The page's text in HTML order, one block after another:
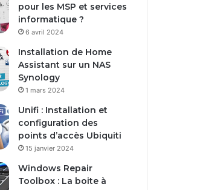
pour les MSP et services
informatique ?
6 avril 2024
Installation de Home
Assistant sur un NAS
Synology
1 mars 2024
Unifi : Installation et
configuration des
points d’accès Ubiquiti
15 janvier 2024
Windows Repair
Toolbox : La boite à